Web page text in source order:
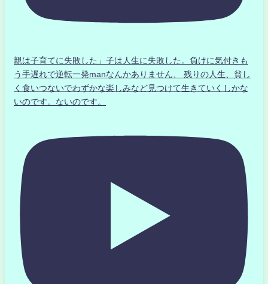
親は子育てに失敗した」子は人生に失敗した。負けに気付きも
う手遅れで逆転一発manなんかありません、 残りの人生、貧し
く食いつないでわずかな楽しみなど見つけて生きていくしかな
いのです。ないのです。